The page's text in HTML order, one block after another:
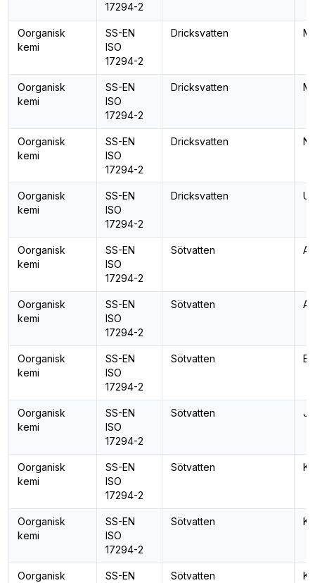
17294-2
Oorganisk
kemi
SS-EN
ISO
17294-2
Dricksvatten
Oorganisk
kemi
SS-EN
ISO
17294-2
Dricksvatten
Oorganisk
kemi
SS-EN
ISO
17294-2
Dricksvatten
Oorganisk
kemi
SS-EN
ISO
17294-2
Dricksvatten
Oorganisk
kemi
SS-EN
ISO
17294-2
Sötvatten
Oorganisk
kemi
SS-EN
ISO
17294-2
Sötvatten
Oorganisk
kemi
SS-EN
ISO
17294-2
Sötvatten
Oorganisk
kemi
SS-EN
ISO
17294-2
Sötvatten
Oorganisk
kemi
SS-EN
ISO
17294-2
Sötvatten
Oorganisk
kemi
SS-EN
ISO
17294-2
Sötvatten
Oorganisk
SS-EN
Sötvatten